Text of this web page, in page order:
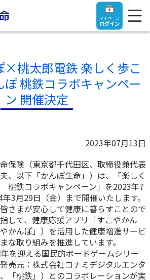
マイページ
ログイン
イページログイン
金・手術保険金のご請求
のお客さま
ください】企業経営でお悩みの方はこ
向け商品一覧
ートナビ
いて
いて
×桃太郎電鉄 楽しく歩こ
ぽ 桃鉄コラボキャンペー
ン 開催決定
2023年07月13日
保険（東京都千代田区、取締役兼代表
以下「かんぽ生命」）は、「楽しく
桃鉄コラボキャンペーン」を2023年7
3月29日（金）まで開催いたします。
さまが安心して健康に暮らすことので
して、健康応援アプリ「すこやかん
かんぽ」）を活用した健康増進サービ
な取り組みを推進しています。
を迎える国民的ボードゲームシリー
売元：株式会社コナミデジタルエンタ
「桃鉄」）とのコラボレーションが実